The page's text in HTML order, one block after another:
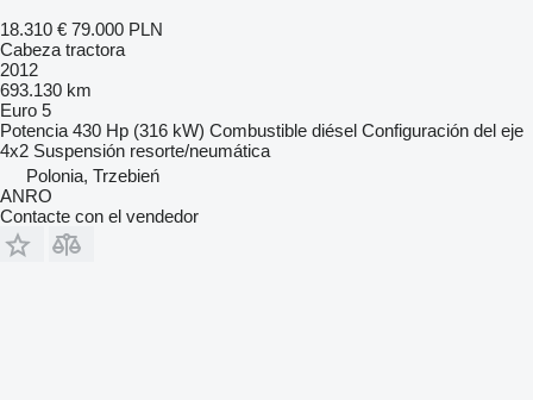
18.310 € 79.000 PLN
Cabeza tractora
2012
693.130 km
Euro 5
Potencia 430 Hp (316 kW) Combustible diésel Configuración del eje
4x2 Suspensión resorte/neumática
Polonia, Trzebień
ANRO
Contacte con el vendedor